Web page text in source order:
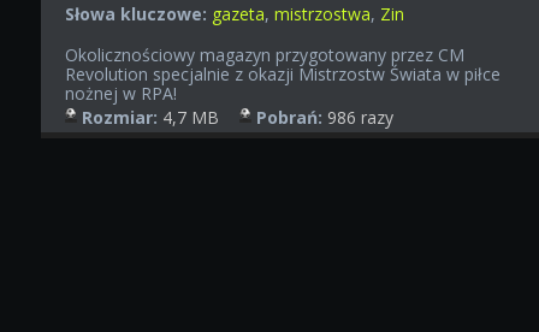
Słowa kluczowe: gazeta, mistrzostwa, Zin
Okolicznościowy magazyn przygotowany przez CM
Revolution specjalnie z okazji Mistrzostw Świata w piłce
nożnej w RPA!
Rozmiar: 4,7 MB Pobrań: 986 razy